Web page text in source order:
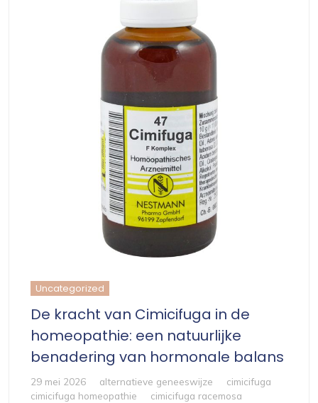
Uncategorized
De kracht van Cimicifuga in de
homeopathie: een natuurlijke
benadering van hormonale balans
29 mei 2026 alternatieve geneeswijze
cimicifuga
cimicifuga homeopathie
cimicifuga racemosa